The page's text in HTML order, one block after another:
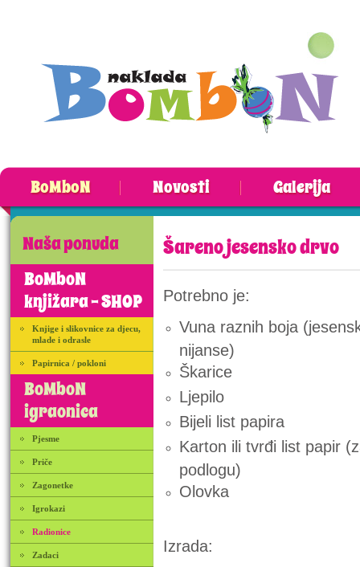
BoMboN Novosti Galerija
Naša ponuda
BoMboN
knjižara - SHOP
Knjige i slikovnice za djecu,
mlade i odrasle
Papirnica / pokloni
BoMboN
igraonica
Pjesme
Priče
Zagonetke
Igrokazi
Radionice
Zadaci
Šareno jesensko drvo
Potrebno je:
Vuna raznih boja
nijanse)
Škarice
Ljepilo
Bijeli list papira
Karton ili tvrđi list papir
podlogu)
Olovka
Izrada: